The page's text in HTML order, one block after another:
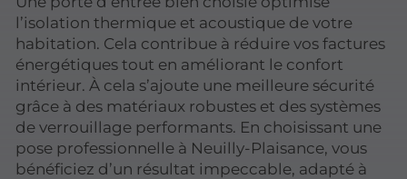
l’isolation thermique et acoustique de votre
habitation. Cela contribue à réduire vos factures
énergétiques tout en améliorant le confort
intérieur. À cela s’ajoute une meilleure sécurité
grâce à des matériaux robustes et des systèmes
de verrouillage performants. En choisissant une
pose professionnelle à Neuilly-Plaisance, vous
bénéficiez d’un résultat impeccable, adapté à